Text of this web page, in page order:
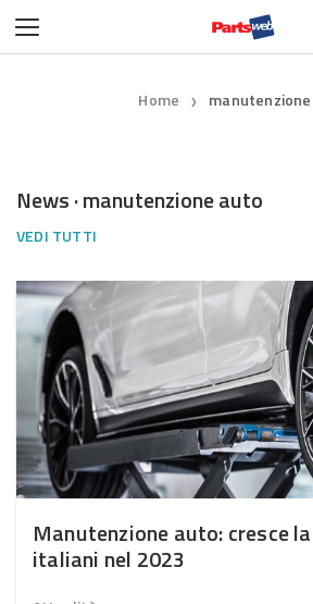
Home ❯
News · manutenzione auto
VEDI TUTTI
Manutenzione auto: cresce
italiani nel 2023